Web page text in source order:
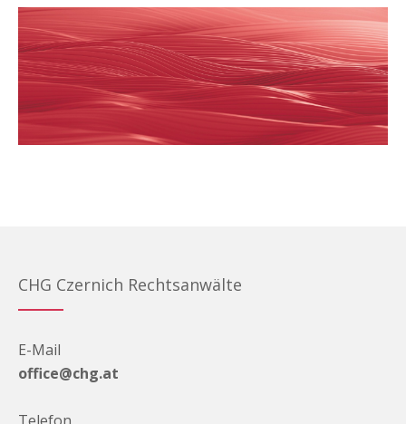
CHG Czernich Rechtsanwälte
E-Mail
office@chg.at